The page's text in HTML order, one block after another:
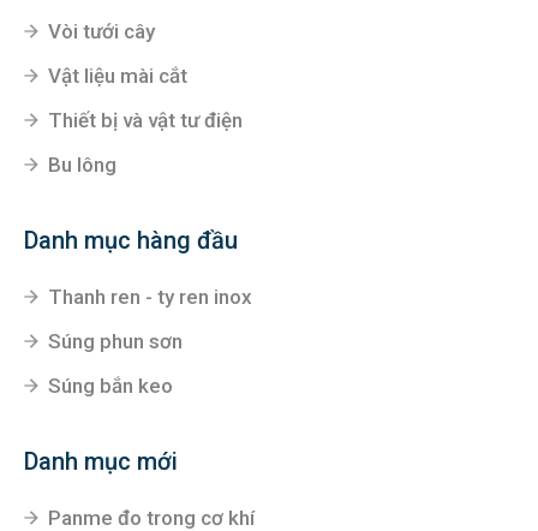
Vòi tưới cây
Vật liệu mài cắt
Thiết bị và vật tư điện
Bu lông
Danh mục hàng đầu
Thanh ren - ty ren inox
Súng phun sơn
Súng bắn keo
Danh mục mới
Panme đo trong cơ khí